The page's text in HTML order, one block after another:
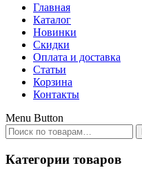
Главная
Каталог
Новинки
Скидки
Оплата и доставка
Статьи
Корзина
Контакты
Menu Button
Искать:
Категории товаров